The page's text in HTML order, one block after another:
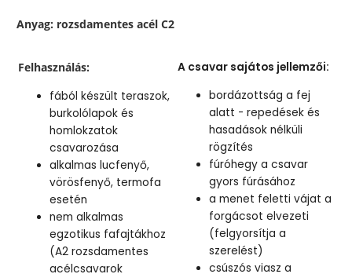
Anyag: rozsdamentes acél C2
Felhasználás:
fából készült teraszok,
burkolólapok és
homlokzatok
csavarozása
alkalmas lucfenyő,
vörösfenyő, termofa
esetén
nem alkalmas
egzotikus fafajtákhoz
(A2 rozsdamentes
acélcsavarok
A csavar sajátos jellemzői:
bordázottság a fej
alatt - repedések és
hasadások nélküli
rögzítés
fúróhegy a csavar
gyors fúrásához
a menet feletti vájat a
forgácsot elvezeti
(felgyorsítja a
szerelést)
csúszós viasz a